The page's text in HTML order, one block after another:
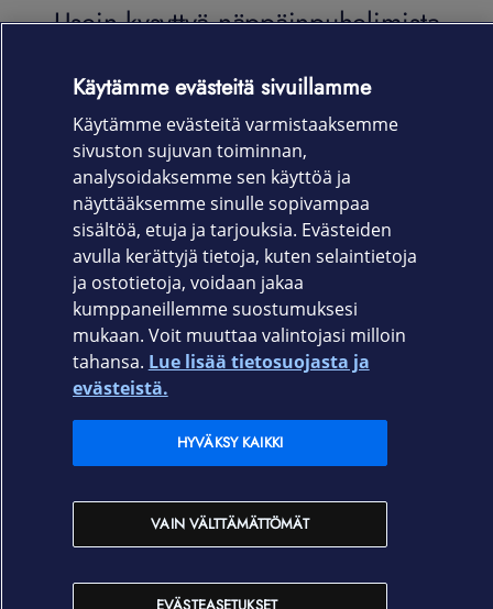
Usein kysyttyä näppäinpuhelimista
1. Mikä on näppäinpuhelin?
2. Miksi valita näppäinpuhelin yritykselle?
3. Toimiiko näppäinpuhelin mobiiliverkossa?
4. Kenelle näppäinpuhelin sopii parhaiten?
Elisan myymälät
Käytämme evästeitä sivuillamme
Käytämme evästeitä varmistaaksemme
sivuston sujuvan toiminnan,
analysoidaksemme sen käyttöä ja
näyttääksemme sinulle sopivampaa
sisältöä, etuja ja tarjouksia. Evästeiden
avulla kerättyjä tietoja, kuten selaintietoja
ja ostotietoja, voidaan jakaa
kumppaneillemme suostumuksesi
mukaan. Voit muuttaa valintojasi milloin
tahansa. Lue lisää tietosuojasta ja
evästeistä.
VAIN VÄLTTÄMÄTTÖMÄT
HYVÄKSY KAIKKI